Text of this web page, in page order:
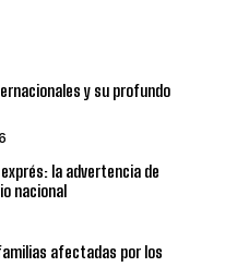
y su profundo
la advertencia de
nacional
afectadas por los